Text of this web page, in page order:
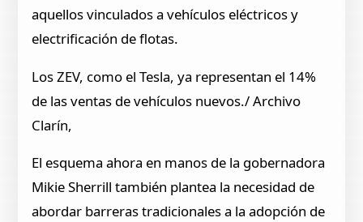
aquellos vinculados a vehículos eléctricos y
electrificación de flotas.
Los ZEV, como el Tesla, ya representan el 14%
de las ventas de vehículos nuevos./ Archivo
Clarín,
El esquema ahora en manos de la gobernadora
Mikie Sherrill también plantea la necesidad de
abordar barreras tradicionales a la adopción de